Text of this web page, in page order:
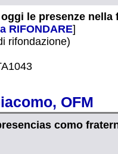
le presenze
RIFONDARE]
rifondazione)
OFM
como